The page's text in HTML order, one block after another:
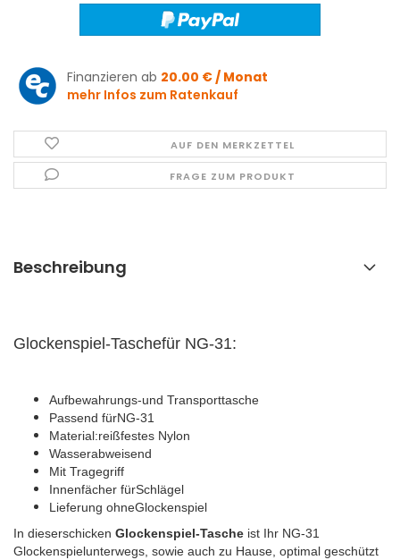
Finanzieren ab 20.00 € / Monat
mehr Infos zum Ratenkauf
AUF DEN MERKZETTEL
FRAGE ZUM PRODUKT
Beschreibung
Glockenspiel-Taschefür NG-31:
Aufbewahrungs-und Transporttasche
Passend fürNG-31
Material:reißfestes Nylon
Wasserabweisend
Mit Tragegriff
Innenfächer fürSchlägel
Lieferung ohneGlockenspiel
In dieserschicken Glockenspiel-Tasche ist Ihr NG-31
Glockenspielunterwegs, sowie auch zu Hause, optimal geschützt